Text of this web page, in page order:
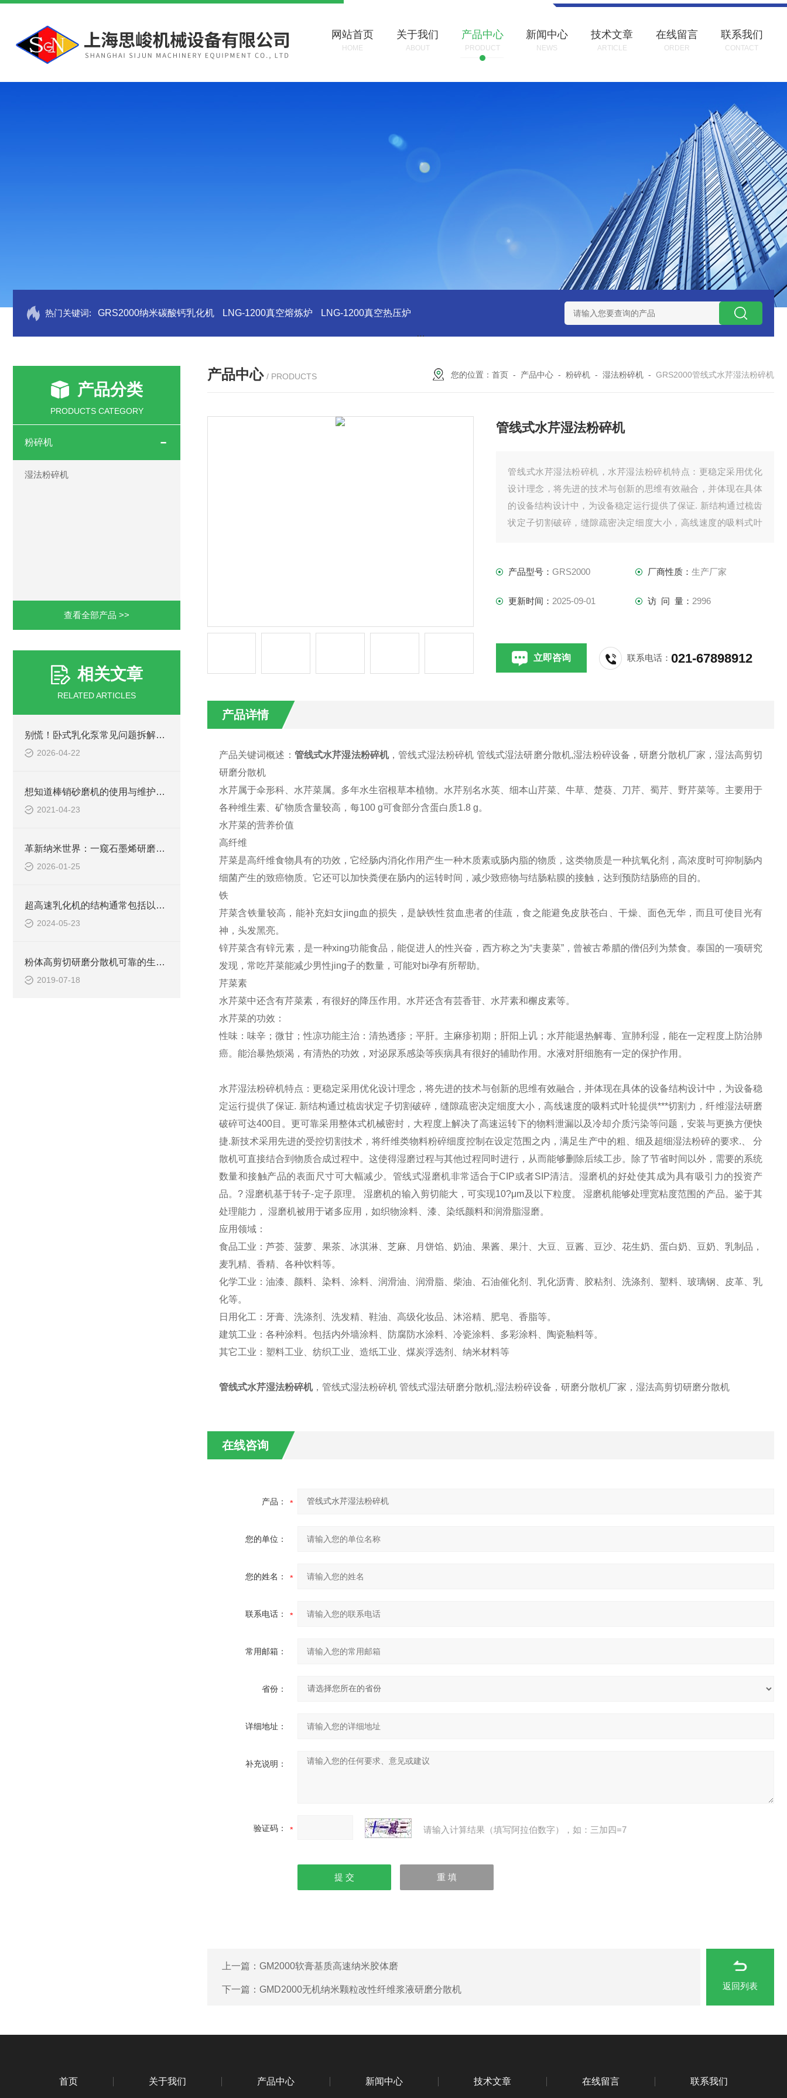
网站首页
HOME
关于我们
ABOUT
产品中心
PRODUCT
新闻中心
NEWS
技术文章
ARTICLE
在线留言
ORDER
联系我们
CONTACT
热门关键词: GRS2000纳米碳酸钙乳化机 LNG-1200真空熔炼炉 LNG-1200真空热压炉 LNHZ-1200碳包覆回转炉 LNHZ-1200可倾斜式回转炉
产品分类
PRODUCTS CATEGORY
粉碎机
湿法粉碎机
查看全部产品 >>
相关文章
RELATED ARTICLES
别慌！卧式乳化泵常见问题拆解，解决方法全在这里
2026-04-22
想知道棒销砂磨机的使用与维护吗？
2021-04-23
革新纳米世界：一窥石墨烯研磨分散机的广泛应用
2026-01-25
超高速乳化机的结构通常包括以下几个主要部分
2024-05-23
粉体高剪切研磨分散机可靠的生产和安装工艺
2019-07-18
产品中心 / PRODUCTS 您的位置： 首页 - 产品中心 - 粉碎机 - 湿法粉碎机 - GRS2000管线式水芹湿法粉碎机
管线式水芹湿法粉碎机
管线式水芹湿法粉碎机，水芹湿法粉碎机特点：更稳定采用优化
设计理念，将先进的技术与创新的思维有效融合，并体现在具体
的设备结构设计中，为设备稳定运行提供了保证. 新结构通过梳齿
状定子切割破碎，缝隙疏密决定细度大小，高线速度的吸料式叶
产品型号：GRS2000 厂商性质： 生产厂家
更新时间： 2025-09-01 访 问 量： 2996
立即咨询 联系电话：021-67898912
产品详情
产品关键词概述： 管线式水芹湿法粉碎机，管线式湿法粉碎机 管线式湿法研磨分散机,湿法粉碎设备，研磨分散机厂家，湿法高剪切
研磨分散机
水芹属于伞形科、水芹菜属。多年水生宿根草本植物。水芹别名水英、细本山芹菜、牛草、楚葵、刀芹、蜀芹、野芹菜等。主要用于
各种维生素、矿物质含量较高，每100 g可食部分含蛋白质1.8 g。
水芹菜的营养价值
高纤维
芹菜是高纤维食物具有的功效，它经肠内消化作用产生一种木质素或肠内脂的物质，这类物质是一种抗氧化剂，高浓度时可抑制肠内
细菌产生的致癌物质。它还可以加快粪便在肠内的运转时间，减少致癌物与结肠粘膜的接触，达到预防结肠癌的目的。
铁
芹菜含铁量较高，能补充妇女jing血的损失，是缺铁性贫血患者的佳蔬，食之能避免皮肤苍白、干燥、面色无华，而且可使目光有
神，头发黑亮。
锌芹菜含有锌元素，是一种xing功能食品，能促进人的性兴奋，西方称之为“夫妻菜”，曾被古希腊的僧侣列为禁食。泰国的一项研究
发现，常吃芹菜能减少男性jing子的数量，可能对bi孕有所帮助。
芹菜素
水芹菜中还含有芹菜素，有很好的降压作用。水芹还含有芸香苷、水芹素和檞皮素等。
水芹菜的功效：
性味：味辛；微甘；性凉功能主治：清热透疹；平肝。主麻疹初期；肝阳上讥；水芹能退热解毒、宣肺利湿，能在一定程度上防治肺
癌。能治暴热烦渴，有清热的功效，对泌尿系感染等疾病具有很好的辅助作用。水液对肝细胞有一定的保护作用。
水芹湿法粉碎机特点： 更稳定采用优化设计理念，将先进的技术与创新的思维有效融合，并体现在具体的设备结构设计中，为设备稳
定运行提供了保证. 新结构通过梳齿状定子切割破碎，缝隙疏密决定细度大小，高线速度的吸料式叶轮提供***切割力，纤维湿法研磨
破碎可达400目。更可靠采用整体式机械密封，大程度上解决了高速运转下的物料泄漏以及冷却介质污染等问题，安装与更换方便快
捷.新技术采用先进的受控切割技术，将纤维类物料粉碎细度控制在设定范围之内，满足生产中的粗、细及超细湿法粉碎的要求.、 分
散机可直接结合到物质合成过程中。这使得湿磨过程与其他过程同时进行，从而能够删除后续工步。除了节省时间以外，需要的系统
数量和接触产品的表面尺寸可大幅减少。管线式湿磨机非常适合于CIP或者SIP清洁。湿磨机的好处使其成为具有吸引力的投资产
品。? 湿磨机基于转子-定子原理。 湿磨机的输入剪切能大，可实现10?μm及以下粒度。 湿磨机能够处理宽粘度范围的产品。鉴于其
处理能力， 湿磨机被用于诸多应用，如织物涂料、漆、染纸颜料和润滑脂湿磨。
应用领域：
食品工业：芦荟、菠萝、果茶、冰淇淋、芝麻、月饼馅、奶油、果酱、果汁、大豆、豆酱、豆沙、花生奶、蛋白奶、豆奶、乳制品，
麦乳精、香精、各种饮料等。
化学工业：油漆、颜料、染料、涂料、润滑油、润滑脂、柴油、石油催化剂、乳化沥青、胶粘剂、洗涤剂、塑料、玻璃钢、皮革、乳
化等。
日用化工：牙膏、洗涤剂、洗发精、鞋油、高级化妆品、沐浴精、肥皂、香脂等。
建筑工业：各种涂料。包括内外墙涂料、防腐防水涂料、冷瓷涂料、多彩涂料、陶瓷釉料等。
其它工业：塑料工业、纺织工业、造纸工业、煤炭浮选剂、纳米材料等
管线式水芹湿法粉碎机，管线式湿法粉碎机 管线式湿法研磨分散机,湿法粉碎设备，研磨分散机厂家，湿法高剪切研磨分散机
在线咨询
产品：
您的单位：
您的姓名：
联系电话：
常用邮箱：
省份：
详细地址：
补充说明：
验证码： 请输入计算结果（填写阿拉伯数字），如：三加四=7
上一篇： GM2000软膏基质高速纳米胶体磨
下一篇： GMD2000无机纳米颗粒改性纤维浆液研磨分散机 返回列表
首页 关于我们 产品中心 新闻中心 技术文章 在线留言 联系我们